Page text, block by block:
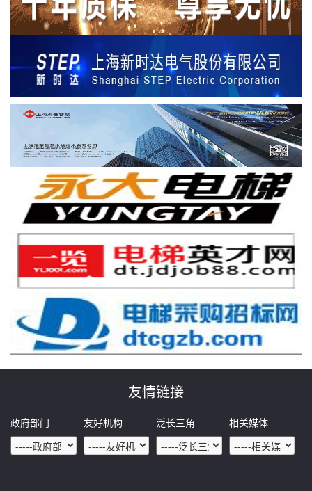
友情链接
政府部门 友好机构 泛长三角 相关媒体